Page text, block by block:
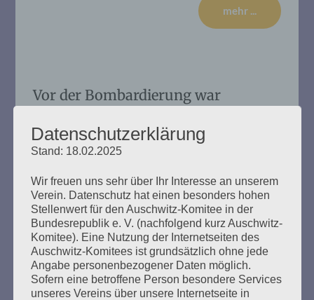
mehr ...
Vor der Bombardierung war
Erstellt am13. Februar 2010
Erklärung des Auschwitz-Komitees zum 13. Februar
2010 Gemeinsam Alt- und Neonazis am 13. Februar
2010 in Dresden stoppen. Dresden, 13. Februar. Seit
1998 ist Dresden regelmäßiger „Gastgeber“ des größten
europaweiten Naziaufmarschs. Im Jahr 2009 waren es
mehr als 6000 Neonazis aus dem In- und Ausland, über
Jahre haben sie sich in Dresden mehr oder weniger…
Datenschutzerklärung
Stand: 18.02.2025
Wir freuen uns sehr über Ihr Interesse an unserem
Verein. Datenschutz hat einen besonders hohen
Stellenwert für den Auschwitz-Komitee in der
Bundesrepublik e. V. (nachfolgend kurz Auschwitz-
Komitee). Eine Nutzung der Internetseiten des
Auschwitz-Komitees ist grundsätzlich ohne jede
Angabe personenbezogener Daten möglich.
Sofern eine betroffene Person besondere Services
unseres Vereins über unsere Internetseite in